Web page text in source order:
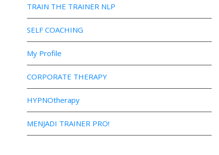
TRAIN THE TRAINER NLP
SELF COACHING
My Profile
CORPORATE THERAPY
HYPNOtherapy
MENJADI TRAINER PRO!